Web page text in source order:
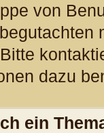
von
dazu
ein